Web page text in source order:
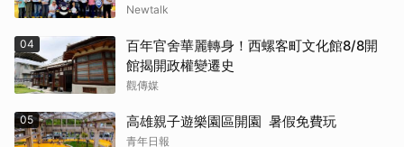
Newtalk
04
百年官舍華麗轉身！西螺客町文化館8/8開
館揭開政權變遷史
觀傳媒
05 高雄親子遊樂園區開園 暑假免費玩
青年日報